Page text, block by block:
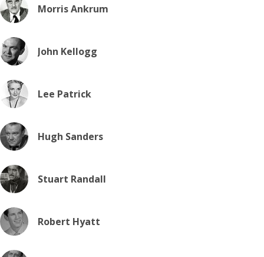
Morris Ankrum
John Kellogg
Lee Patrick
Hugh Sanders
Stuart Randall
Robert Hyatt